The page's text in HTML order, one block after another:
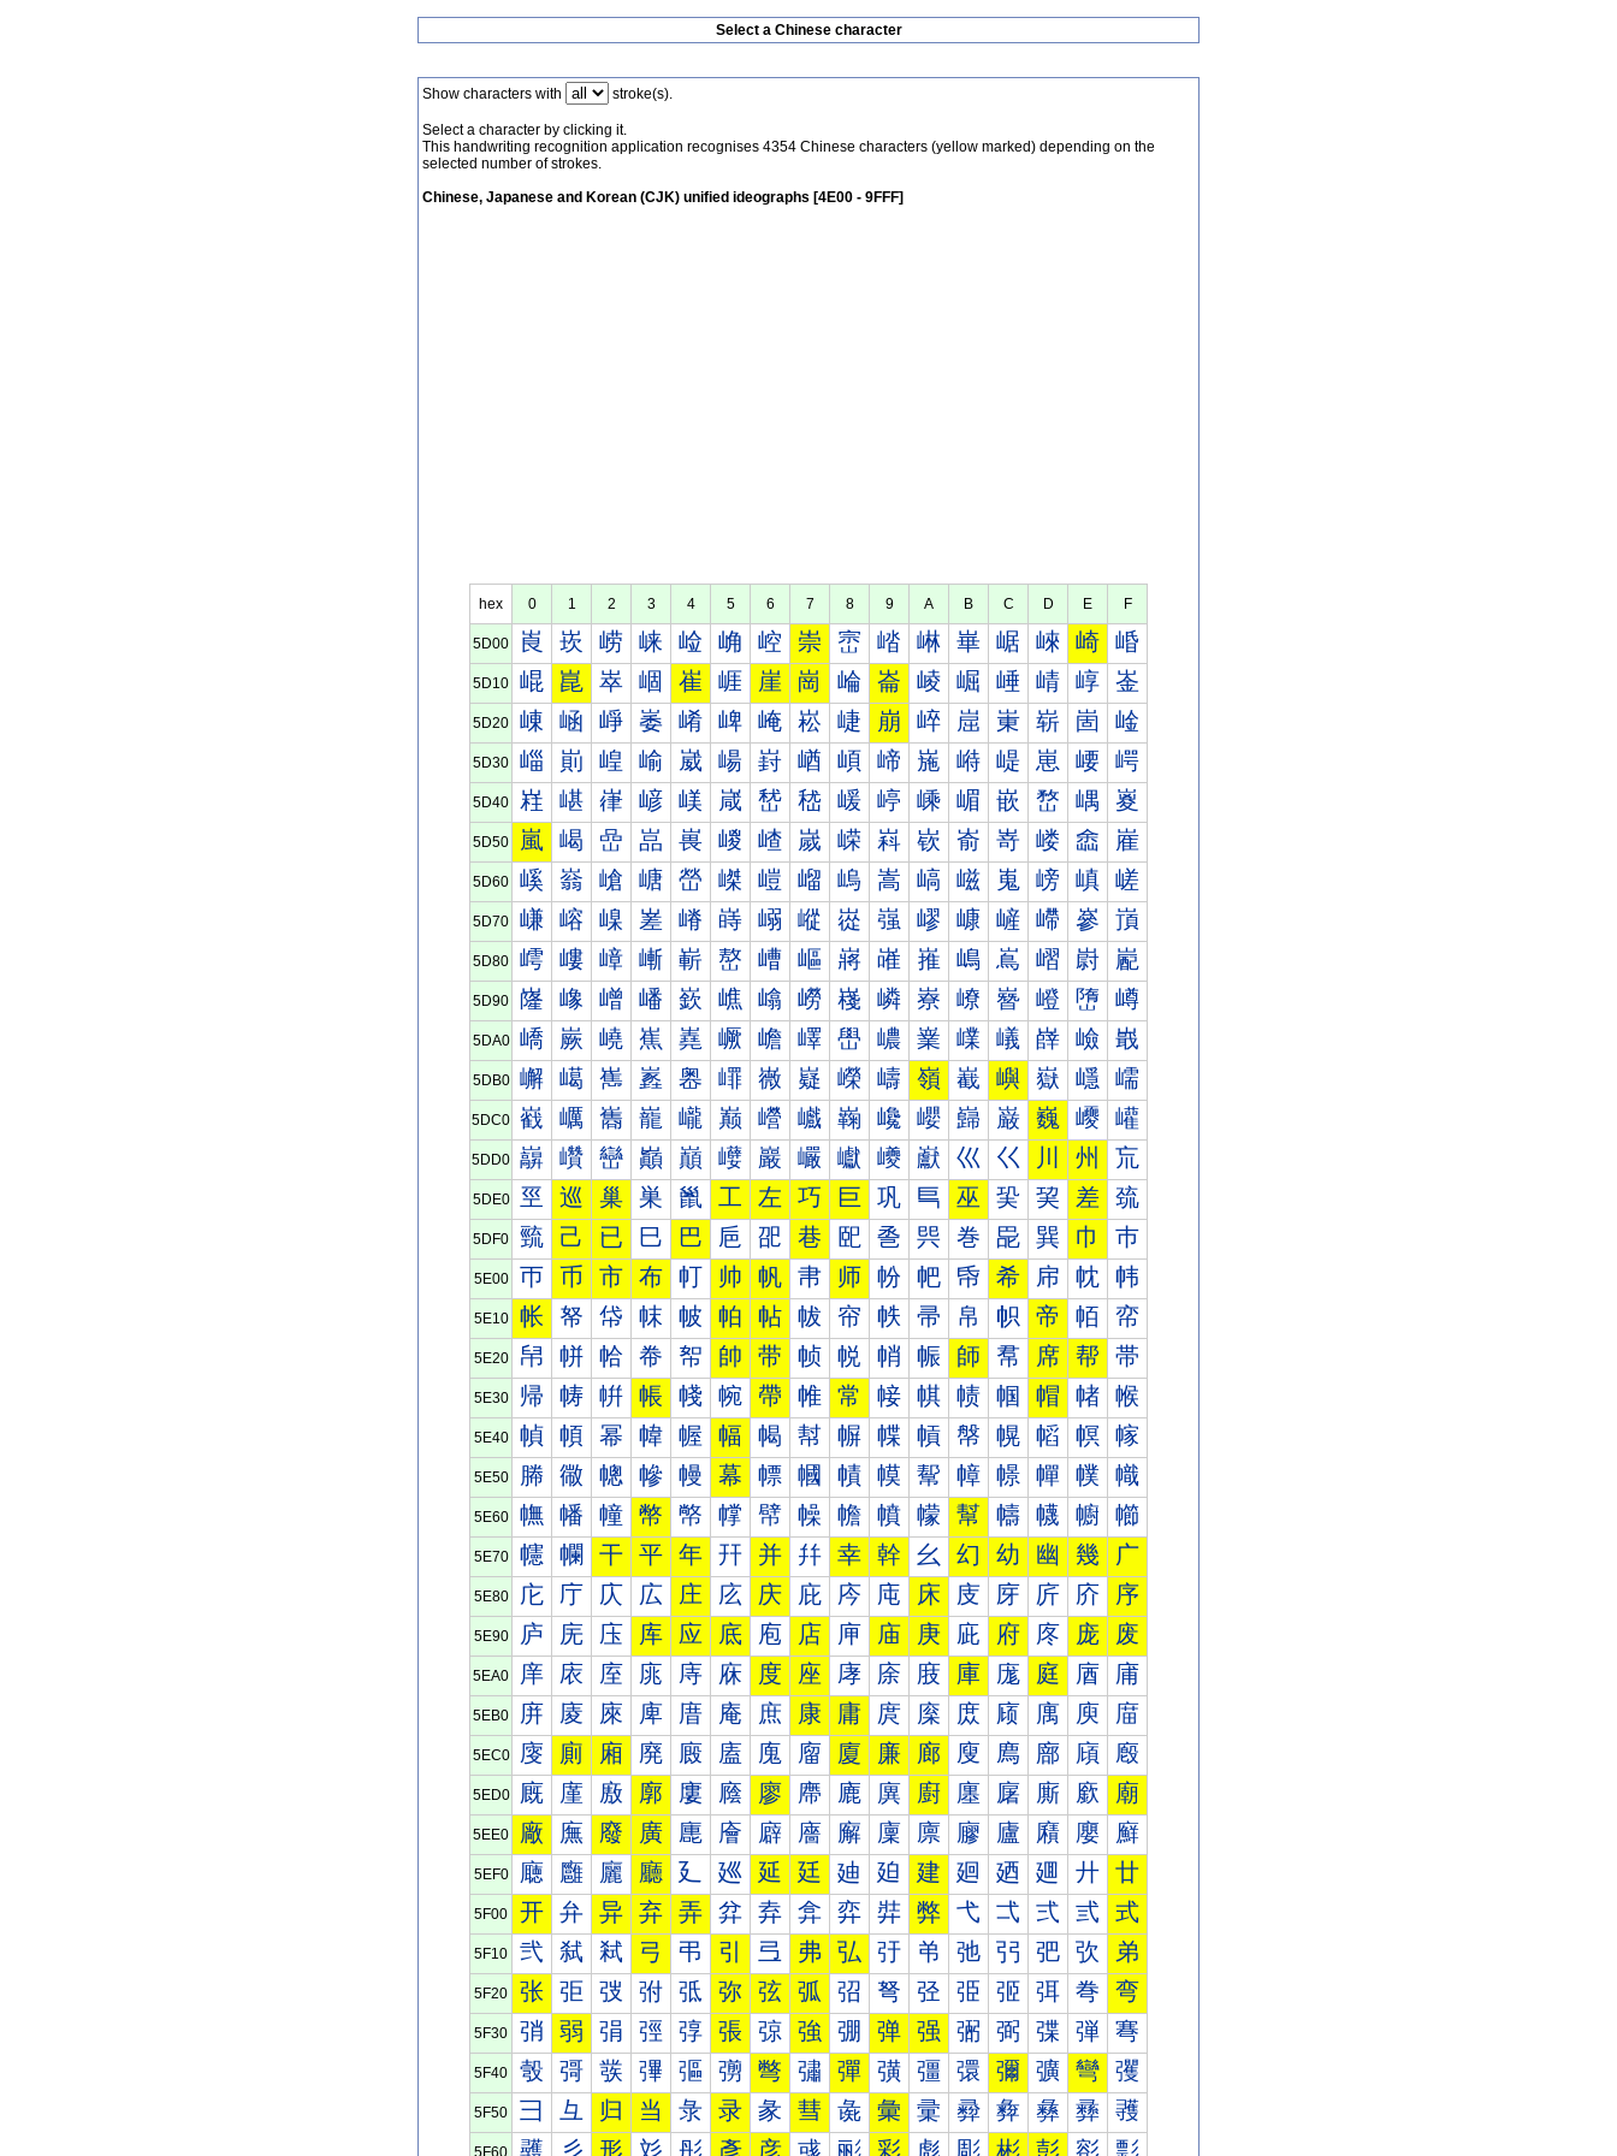
Select a Chinese character
Show characters with stroke(s).
Select a character by clicking it.
This handwriting recognition application recognises 4354 Chinese characters (yellow marked) depending on the
selected number of strokes.
Chinese, Japanese and Korean (CJK) unified ideographs [4E00 - 9FFF]
hex 0 1 2 3 4 5 6 7 8 9 A B C D E F
5D00 崀 崁 崂 崃 崄 崅 崆 崇 崈 崉 崊 崋 崌 崍 崎 崏
5D10 崐 崑 崒 崓 崔 崕 崖 崗 崘 崙 崚 崛 崜 崝 崞 崟
5D20 崠 崡 崢 崣 崤 崥 崦 崧 崨 崩 崪 崫 崬 崭 崮 崯
5D30 崰 崱 崲 崳 崴 崵 崶 崷 崸 崹 崺 崻 崼 崽 崾 崿
5D40 嵀 嵁 嵂 嵃 嵄 嵅 嵆 嵇 嵈 嵉 嵊 嵋 嵌 嵍 嵎 嵏
5D50 嵐 嵑 嵒 嵓 嵔 嵕 嵖 嵗 嵘 嵙 嵚 嵛 嵜 嵝 嵞 嵟
5D60 嵠 嵡 嵢 嵣 嵤 嵥 嵦 嵧 嵨 嵩 嵪 嵫 嵬 嵭 嵮 嵯
5D70 嵰 嵱 嵲 嵳 嵴 嵵 嵶 嵷 嵸 嵹 嵺 嵻 嵼 嵽 嵾 嵿
5D80 嶀 嶁 嶂 嶃 嶄 嶅 嶆 嶇 嶈 嶉 嶊 嶋 嶌 嶍 嶎 嶏
5D90 嶐 嶑 嶒 嶓 嶔 嶕 嶖 嶗 嶘 嶙 嶚 嶛 嶜 嶝 嶞 嶟
5DA0 嶠 嶡 嶢 嶣 嶤 嶥 嶦 嶧 嶨 嶩 嶪 嶫 嶬 嶭 嶮 嶯
5DB0 嶰 嶱 嶲 嶳 嶴 嶵 嶶 嶷 嶸 嶹 嶺 嶻 嶼 嶽 嶾 嶿
5DC0 巀 巁 巂 巃 巄 巅 巆 巇 巈 巉 巊 巋 巌 巍 巎 巏
5DD0 巐 巑 巒 巓 巔 巕 巖 巗 巘 巙 巚 巛 巜 川 州 巟
5DE0 巠 巡 巢 巣 巤 工 左 巧 巨 巩 巪 巫 巬 巭 差 巯
5DF0 巰 己 已 巳 巴 巵 巶 巷 巸 巹 巺 巻 巼 巽 巾 巿
5E00 帀 币 市 布 帄 帅 帆 帇 师 帉 帊 帋 希 帍 帎 帏
5E10 帐 帑 帒 帓 帔 帕 帖 帗 帘 帙 帚 帛 帜 帝 帞 帟
5E20 帠 帡 帢 帣 帤 帥 带 帧 帨 帩 帪 師 帬 席 帮 帯
5E30 帰 帱 帲 帳 帴 帵 帶 帷 常 帹 帺 帻 帼 帽 帾 帿
5E40 幀 幁 幂 幃 幄 幅 幆 幇 幈 幉 幊 幋 幌 幍 幎 幏
5E50 幐 幑 幒 幓 幔 幕 幖 幗 幘 幙 幚 幛 幜 幝 幞 幟
5E60 幠 幡 幢 幣 幤 幥 幦 幧 幨 幩 幪 幫 幬 幭 幮 幯
5E70 幰 幱 干 平 年 幵 并 幷 幸 幹 幺 幻 幼 幽 幾 广
5E80 庀 庁 庂 広 庄 庅 庆 庇 庈 庉 床 庋 庌 庍 庎 序
5E90 庐 庑 庒 库 应 底 庖 店 庘 庙 庚 庛 府 庝 庞 废
5EA0 庠 庡 庢 庣 庤 庥 度 座 庨 庩 庪 庫 庬 庭 庮 庯
5EB0 庰 庱 庲 庳 庴 庵 庶 康 庸 庹 庺 庻 庼 庽 庾 庿
5EC0 廀 廁 廂 廃 廄 廅 廆 廇 廈 廉 廊 廋 廌 廍 廎 廏
5ED0 廐 廑 廒 廓 廔 廕 廖 廗 廘 廙 廚 廛 廜 廝 廞 廟
5EE0 廠 廡 廢 廣 廤 廥 廦 廧 廨 廩 廪 廫 廬 廭 廮 廯
5EF0 廰 廱 廲 廳 廴 廵 延 廷 廸 廹 建 廻 廼 廽 廾 廿
5F00 开 弁 异 弃 弄 弅 弆 弇 弈 弉 弊 弋 弌 弍 弎 式
5F10 弐 弑 弒 弓 弔 引 弖 弗 弘 弙 弚 弛 弜 弝 弞 弟
5F20 张 弡 弢 弣 弤 弥 弦 弧 弨 弩 弪 弫 弬 弭 弮 弯
5F30 弰 弱 弲 弳 弴 張 弶 強 弸 弹 强 弻 弼 弽 弾 弿
5F40 彀 彁 彂 彃 彄 彅 彆 彇 彈 彉 彊 彋 彌 彍 彎 彏
5F50 彐 彑 归 当 彔 录 彖 彗 彘 彙 彚 彛 彜 彝 彞 彟
5F60 彠 彡 形 彣 彤 彥 彦 彧 彨 彩 彪 彫 彬 彭 彮 彯